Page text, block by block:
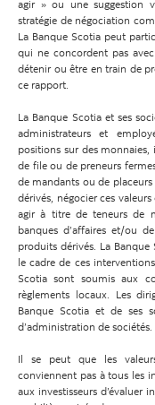
agir » ou une suggestion
stratégie de négociation
La Banque Scotia peut
qui ne concordent pas
détenir ou être en train de
ce rapport.
La Banque Scotia et ses
administrateurs et
positions sur des
de file ou de preneurs
de mandants ou de
dérivés, négocier ces
agir à titre de teneurs de
banques d’affaires et/ou
produits dérivés. La
le cadre de ces
Scotia sont soumis aux
règlements locaux. Les
Banque Scotia et de ses
d’administration de sociétés.
Il se peut que les
conviennent pas à tous les
aux investisseurs d’évaluer